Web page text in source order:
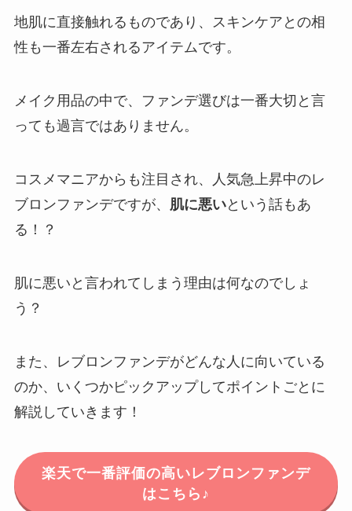
地肌に直接触れるものであり、スキンケアとの相
性も一番左右されるアイテムです。
メイク用品の中で、ファンデ選びは一番大切と言
っても過言ではありません。
コスメマニアからも注目され、人気急上昇中のレ
ブロンファンデですが、
肌に悪いという話もあ
る！？
肌に悪いと言われてしまう理由は何なのでしょ
う？
また、レブロンファンデがどんな人に向いている
のか、いくつかピックアップしてポイントごとに
解説していきます！
楽天で一番評価の高いレブロンファンデ
はこちら♪